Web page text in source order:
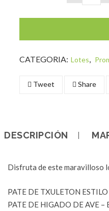
CATEGORIA: Lotes,
Tweet Share
DESCRIPCIÓN
Disfruta de este maravilloso
PATE DE TXULETON
PATE DE HIGADO DE AVE –